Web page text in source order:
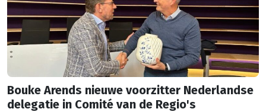
Bouke Arends nieuwe voorzitter Nederlandse
delegatie in Comité van de Regio's